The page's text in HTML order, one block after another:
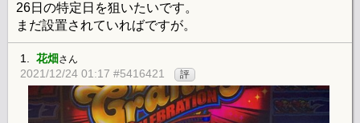
26日の特定日を狙いたいです。
まだ設置されていればですが。
1. 花畑 さん
2021/12/24 01:17 #5416421 評